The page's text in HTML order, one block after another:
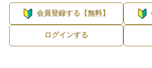
会員登録する【無料】
ログインする